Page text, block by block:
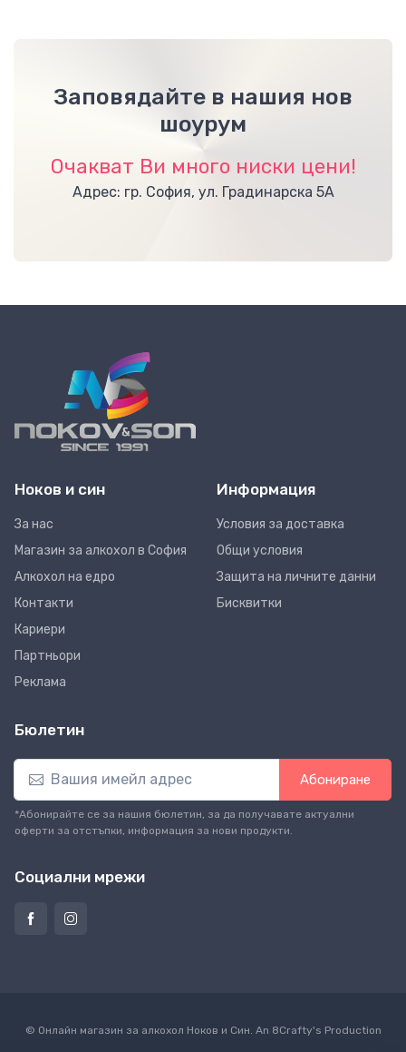
Заповядайте в нашия нов
шоурум
Очакват Ви много ниски цени!
Адрес: гр. София, ул. Градинарска 5А
Ноков и син
За нас
Магазин за алкохол в София
Алкохол на едро
Контакти
Кариери
Партньори
Реклама
Информация
Условия за доставка
Общи условия
Защита на личните данни
Бисквитки
Бюлетин
Абониране
*Абонирайте се за нашия бюлетин, за да получавате актуални
оферти за отстъпки, информация за нови продукти.
Социални мрежи
© Онлайн магазин за алкохол Ноков и Син. An 8Crafty's Production